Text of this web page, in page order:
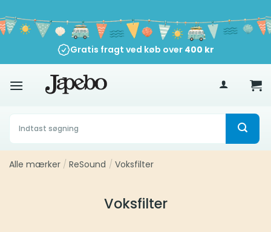
til
indhold
Gratis fragt ved køb over 400 kr
Søg
efter:
Alle mærker / ReSound / Voksfilter
Voksfilter